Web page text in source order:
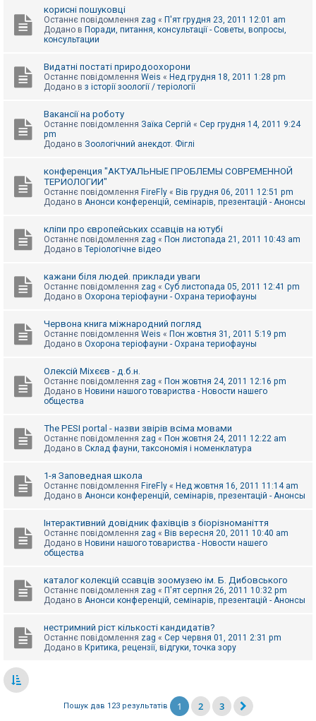
корисні пошуковці
Останнє повідомлення zag « П'ят грудня 23, 2011 12:01 am
Додано в Поради, питання, консультації - Советы, вопросы,
консультации
Видатні постаті природоохорони
Останнє повідомлення Weis « Нед грудня 18, 2011 1:28 pm
Додано в з історії зоології / теріології
Вакансії на роботу
Останнє повідомлення Заїка Сергій « Сер грудня 14, 2011 9:24
pm
Додано в Зоологічний анекдот. Фіглі
конференция "АКТУАЛЬНЫЕ ПРОБЛЕМЫ СОВРЕМЕННОЙ
ТЕРИОЛОГИИ"
Останнє повідомлення FireFly « Вів грудня 06, 2011 12:51 pm
Додано в Анонси конференцій, семінарів, презентацій - Анонсы
кліпи про європейських ссавців на ютубі
Останнє повідомлення zag « Пон листопада 21, 2011 10:43 am
Додано в Теріологічне відео
кажани біля людей. приклади уваги
Останнє повідомлення zag « Суб листопада 05, 2011 12:41 pm
Додано в Охорона теріофауни - Охрана териофауны
Червона книга міжнародний погляд
Останнє повідомлення Weis « Пон жовтня 31, 2011 5:19 pm
Додано в Охорона теріофауни - Охрана териофауны
Олексій Міхєєв - д.б.н.
Останнє повідомлення zag « Пон жовтня 24, 2011 12:16 pm
Додано в Новини нашого товариства - Новости нашего
общества
The PESI portal - назви звірів всіма мовами
Останнє повідомлення zag « Пон жовтня 24, 2011 12:22 am
Додано в Склад фауни, таксономія і номенклатура
1-я Заповедная школа
Останнє повідомлення FireFly « Нед жовтня 16, 2011 11:14 am
Додано в Анонси конференцій, семінарів, презентацій - Анонсы
Інтерактивний довідник фахівців з біорізноманіття
Останнє повідомлення zag « Вів вересня 20, 2011 10:40 am
Додано в Новини нашого товариства - Новости нашего
общества
каталог колекцій ссавців зоомузею ім. Б. Дибовського
Останнє повідомлення zag « П'ят серпня 26, 2011 10:32 pm
Додано в Анонси конференцій, семінарів, презентацій - Анонсы
нестримний ріст кількості кандидатів?
Останнє повідомлення zag « Сер червня 01, 2011 2:31 pm
Додано в Критика, рецензії, відгуки, точка зору
Пошук дав 123 результатів 1 2 3